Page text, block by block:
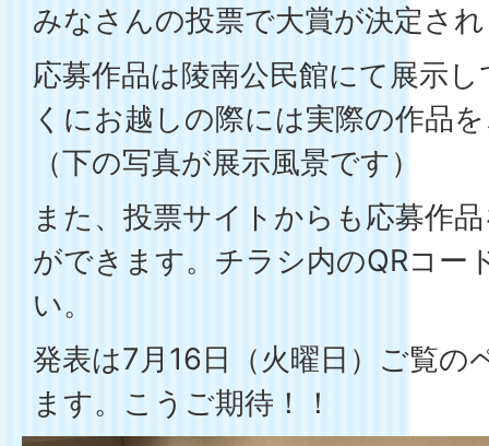
みなさんの投票で大賞が決定さ
応募作品は陵南公民館にて展示
くにお越しの際には実際の作品
（下の写真が展示風景です）
また、投票サイトからも応募作
ができます。チラシ内のQRコー
い。
発表は7月16日（火曜日）ご覧の
ます。こうご期待！！